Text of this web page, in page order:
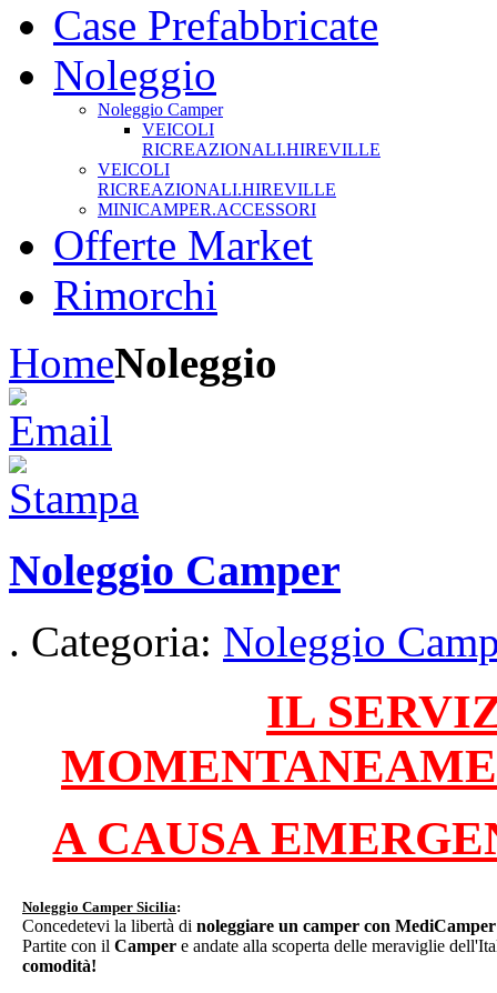
Case Prefabbricate
Noleggio
Noleggio Camper
VEICOLI
RICREAZIONALI.HIREVILLE
VEICOLI
RICREAZIONALI.HIREVILLE
MINICAMPER.ACCESSORI
Offerte Market
Rimorchi
HomeNoleggio
Noleggio Camper
. Categoria: Noleggio
IL
A CAUSA
Noleggio Camper Sicilia:
Concedetevi la libertà di noleggiare un camper con MediCamper
Partite con il Camper e andate alla scoperta delle meraviglie
comodità!